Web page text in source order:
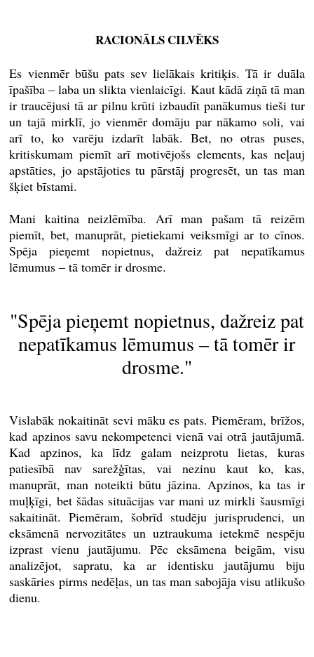
RACIONĀLS CILVĒKS
Es vienmēr būšu pats sev lielākais kritiķis. Tā ir duāla
īpašība – laba un slikta vienlaicīgi. Kaut kādā ziņā tā man
ir traucējusi tā ar pilnu krūti izbaudīt panākumus tieši tur
un tajā mirklī, jo vienmēr domāju par nākamo soli, vai
arī to, ko varēju izdarīt labāk. Bet, no otras puses,
kritiskumam piemīt arī motivējošs elements, kas neļauj
apstāties, jo apstājoties tu pārstāj progresēt, un tas man
šķiet bīstami.
Mani kaitina neizlēmība. Arī man pašam tā reizēm
piemīt, bet, manuprāt, pietiekami veiksmīgi ar to cīnos.
Spēja pieņemt nopietnus, dažreiz pat nepatīkamus
lēmumus – tā tomēr ir drosme.
"Spēja pieņemt nopietnus, dažreiz pat
nepatīkamus lēmumus – tā tomēr ir
drosme."
Vislabāk nokaitināt sevi māku es pats. Piemēram, brīžos,
kad apzinos savu nekompetenci vienā vai otrā jautājumā.
Kad apzinos, ka līdz galam neizprotu lietas, kuras
patiesībā nav sarežģītas, vai nezinu kaut ko, kas,
manuprāt, man noteikti būtu jāzina. Apzinos, ka tas ir
muļķīgi, bet šādas situācijas var mani uz mirkli šausmīgi
sakaitināt. Piemēram, šobrīd studēju jurisprudenci, un
eksāmenā nervozitātes un uztraukuma ietekmē nespēju
izprast vienu jautājumu. Pēc eksāmena beigām, visu
analizējot, sapratu, ka ar identisku jautājumu biju
saskāries pirms nedēļas, un tas man sabojāja visu atlikušo
dienu.